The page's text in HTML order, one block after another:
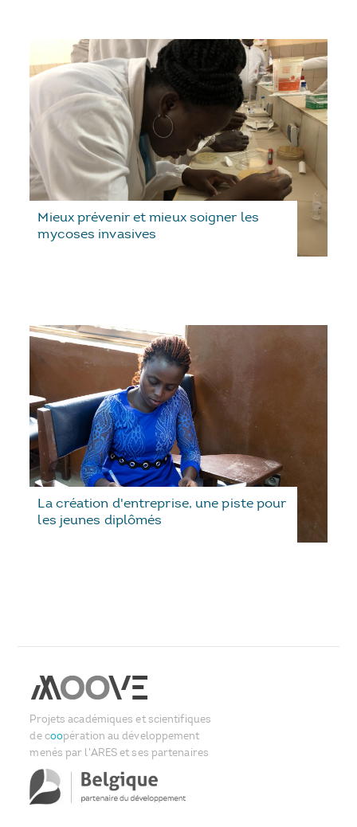
Mieux prévenir et mieux soigner les
mycoses invasives
La création d'entreprise, une piste pour
les jeunes diplômés
Projets académiques et scientifiques
de coopération au développement
menés par l'ARES et ses partenaires